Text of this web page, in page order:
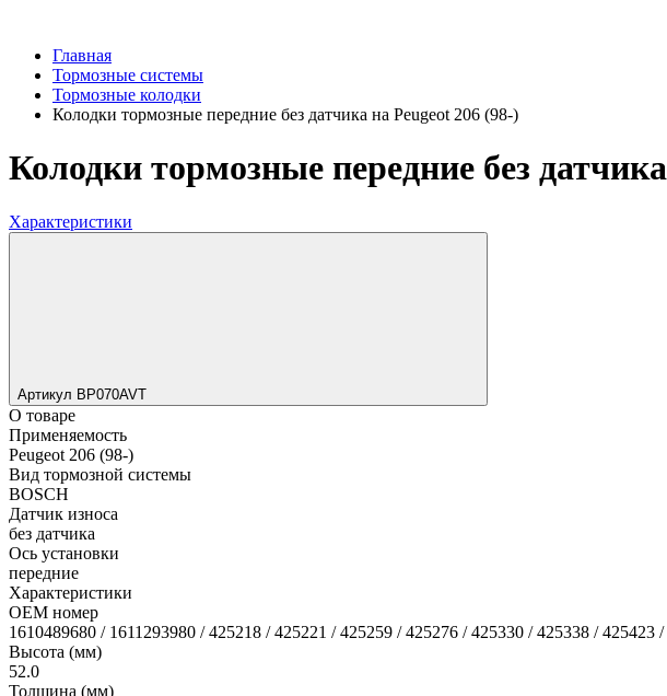
Главная
Тормозные системы
Тормозные колодки
Колодки тормозные передние без датчика на Peugeot 206 (98-)
Колодки тормозные передние без
Характеристики
Артикул BP070AVT
О товаре
Применяемость
Peugeot 206 (98-)
Вид тормозной системы
BOSCH
Датчик износа
без датчика
Ось установки
передние
Характеристики
OEM номер
1610489680 / 1611293980 / 425218 / 425221 / 425259 / 425276 / 425330 / 425338 /
Высота (мм)
52.0
Толщина (мм)